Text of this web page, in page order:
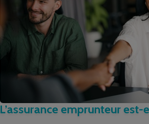
L’assurance emprunteur